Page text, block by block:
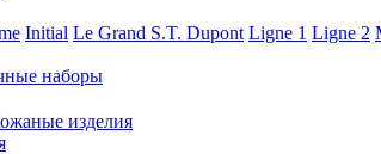
Initial Le Grand S.T. Dupont Ligne 1 Ligne 2
наборы
изделия